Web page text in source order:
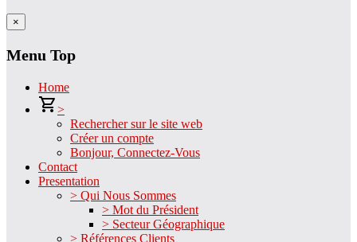
×
Menu Top
Home
>
Rechercher sur le site web
Créer un compte
Bonjour, Connectez-Vous
Contact
Presentation
> Qui Nous Sommes
> Mot du Président
> Secteur Géographique
> Références Clients